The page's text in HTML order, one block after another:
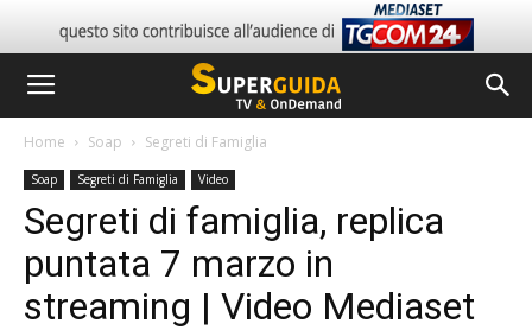
Home Soap Segreti di Famiglia
Soap Segreti di Famiglia Video
Segreti di famiglia, replica
puntata 7 marzo in
streaming | Video Mediaset